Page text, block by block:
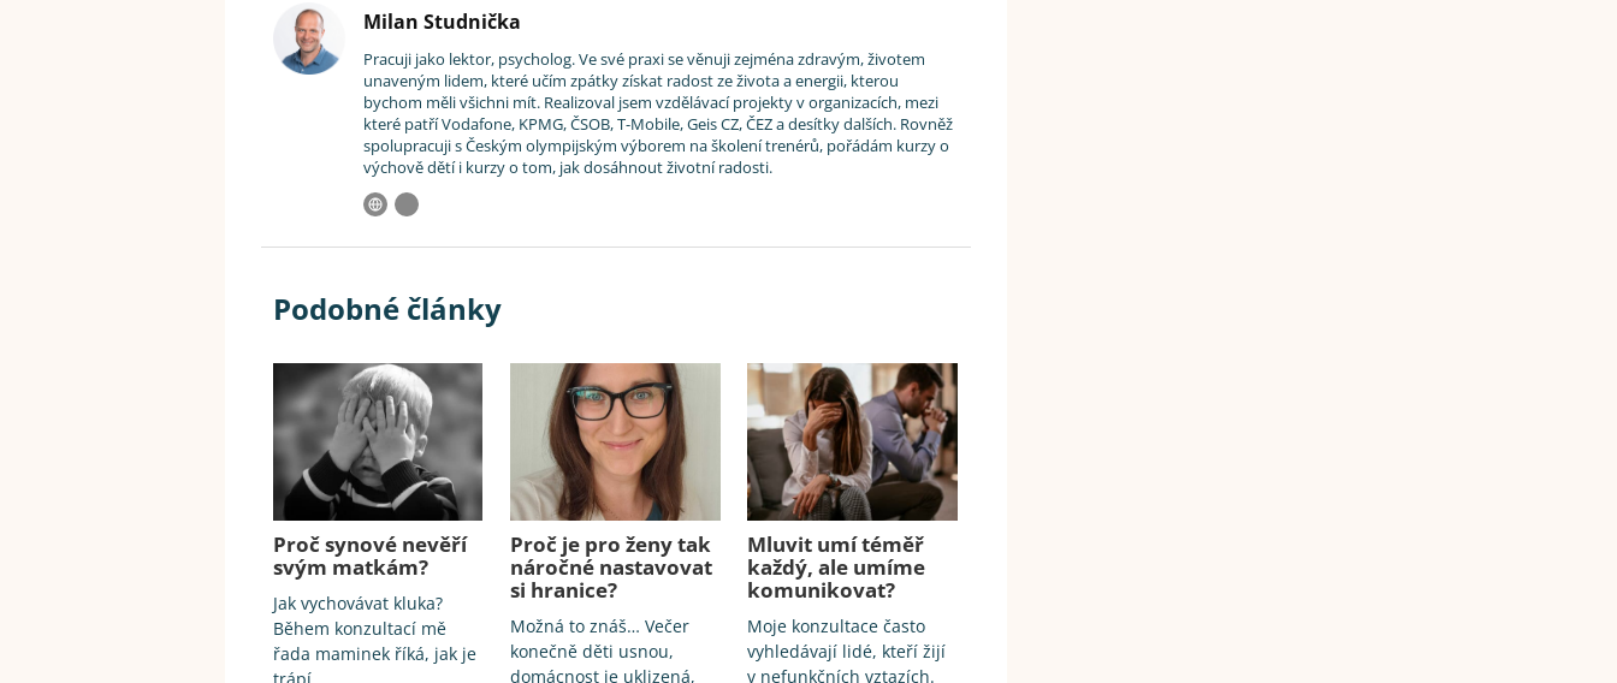
Milan Studnička
Pracuji jako lektor, psycholog. Ve své praxi se věnuji zejména zdravým, životem
unaveným lidem, které učím zpátky získat radost ze života a energii, kterou
bychom měli všichni mít. Realizoval jsem vzdělávací projekty v organizacích, mezi
které patří Vodafone, KPMG, ČSOB, T-Mobile, Geis CZ, ČEZ a desítky dalších. Rovněž
spolupracuji s Českým olympijským výborem na školení trenérů, pořádám kurzy o
výchově dětí i kurzy o tom, jak dosáhnout životní radosti.
Podobné články
Proč synové nevěří
svým matkám?
Jak vychovávat kluka?
Během konzultací mě
řada maminek říká, jak je
trápí,…
Proč je pro ženy tak
náročné nastavovat
si hranice?
Možná to znáš… Večer
konečně děti usnou,
domácnost je uklizená,
Mluvit umí téměř
každý, ale umíme
komunikovat?
Moje konzultace často
vyhledávají lidé, kteří žijí
v nefunkčních vztazích.